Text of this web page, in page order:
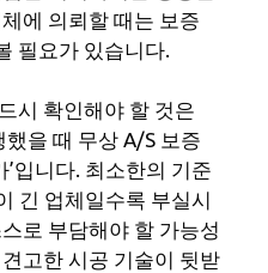
에 의뢰할 때는 보증
필요가 있습니다.
시 확인해야 할 것은
했을 때 무상 A/S 보증
입니다. 최소한의 기준
긴 업체일수록 부실시
로 부담해야 할 가능성
고한 시공 기술이 뒷받